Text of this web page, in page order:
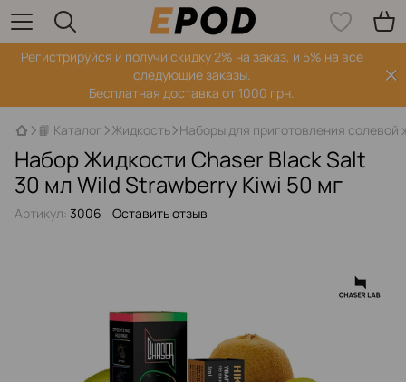
Регистрируйся‌ и получи скидку 2% на заказ, и 5% на все
следующие заказы.
Бесплатная доставка от 1000 грн.
📙 Каталог Жидкость Наборы для приготовления солевой
Набор Жидкости Chaser Black Salt
30 мл Wild Strawberry Kiwi 50 мг
Артикул: 3006 Оставить отзыв